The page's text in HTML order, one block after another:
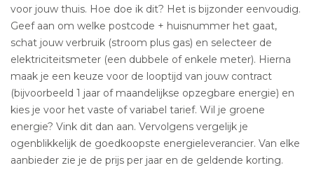
voor jouw thuis. Hoe doe ik dit? Het is bijzonder eenvoudig.
Geef aan om welke postcode + huisnummer het gaat,
schat jouw verbruik (stroom plus gas) en selecteer de
elektriciteitsmeter (een dubbele of enkele meter). Hierna
maak je een keuze voor de looptijd van jouw contract
(bijvoorbeeld 1 jaar of maandelijkse opzegbare energie) en
kies je voor het vaste of variabel tarief. Wil je groene
energie? Vink dit dan aan. Vervolgens vergelijk je
ogenblikkelijk de goedkoopste energieleverancier. Van elke
aanbieder zie je de prijs per jaar en de geldende korting.